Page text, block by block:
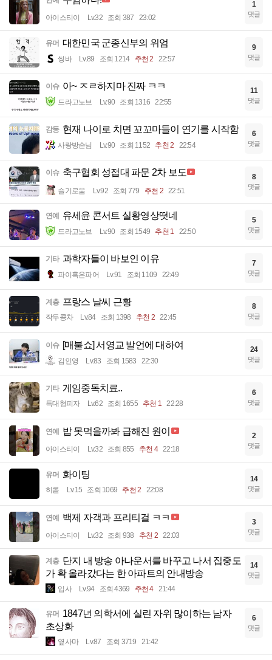
아이스티이 Lv.32 조회 387 23:02
1
댓글
유머 대한민국 군종신부의 위엄
썽바 Lv.89 조회 1214 추천 2 22:57
9
댓글
이슈 아~ ㅈㄹ하지마 진짜 ㅋㅋ
드라고노브 Lv.90 조회 1316 22:55
11
댓글
감동 현재 나이로 치면 꼬꼬마들이 연기를 시작함
사랑방손님 Lv.90 조회 1152 추천 2 22:54
6
댓글
이슈 축구협회 성접대 파문 2차 보도
슬기로움 Lv.92 조회 779 추천 2 22:51
8
댓글
연예 유세윤 콘서트 실황영상떳네
드라고노브 Lv.90 조회 1549 추천 1 22:50
5
댓글
기타 과학자들이 바보인 이유
파이혹은파어 Lv.91 조회 1109 22:49
7
댓글
계층 프랑스 날씨 근황
작두콩차 Lv.84 조회 1398 추천 2 22:45
8
댓글
이슈 [매불쇼] 서영교 발언에 대하여
김인영 Lv.83 조회 1583 22:30
24
댓글
기타 게임중독치료..
특대형피자 Lv.62 조회 1655 추천 1 22:28
6
댓글
연예 밥 못먹을까봐 급해진 원이
아이스티이 Lv.32 조회 855 추천 4 22:18
2
댓글
유머 화이팅
히롣 Lv.15 조회 1069 추천 2 22:08
14
댓글
연예 백제 자객과 프리티걸 ㅋㅋ
아이스티이 Lv.32 조회 938 추천 2 22:03
3
댓글
계층 단지 내 방송 아나운서를 바꾸고 나서 집중도
가 확 올라갔다는 한 아파트의 안내방송
입사 Lv.94 조회 4369 추천 4 21:44
14
댓글
유머 1847년 의학서에 실린 자위 많이하는 남자
초상화
옆사마 Lv.87 조회 3719 21:42
6
댓글